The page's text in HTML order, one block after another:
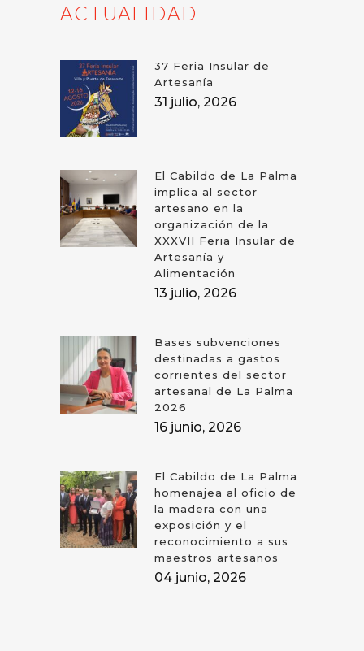
ACTUALIDAD
37 Feria Insular de
Artesanía
31 julio, 2026
El Cabildo de La Palma
implica al sector
artesano en la
organización de la
XXXVII Feria Insular de
Artesanía y
Alimentación
13 julio, 2026
Bases subvenciones
destinadas a gastos
corrientes del sector
artesanal de La Palma
2026
16 junio, 2026
El Cabildo de La Palma
homenajea al oficio de
la madera con una
exposición y el
reconocimiento a sus
maestros artesanos
04 junio, 2026